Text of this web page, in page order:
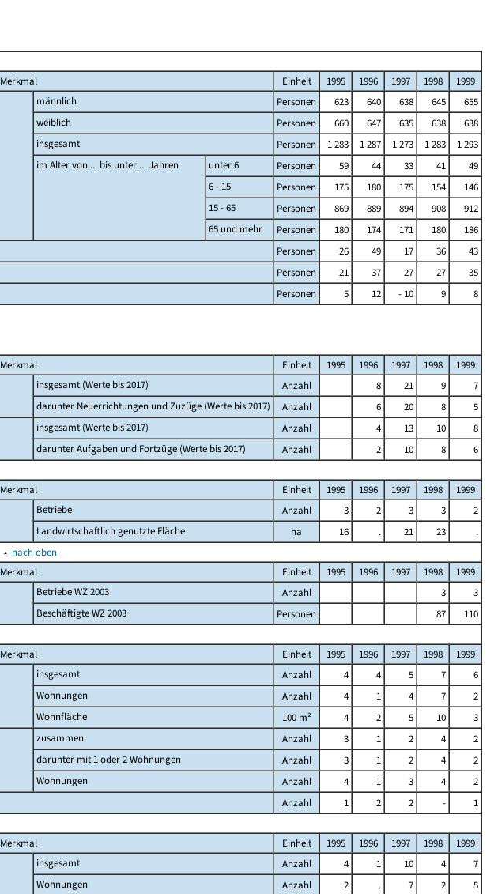
Merkmal
Einheit 1995 1996 1997 1998
1999
männlich Personen 623 640 638 645
655
weiblich
Personen 660 647 635 638
638
insgesamt
Personen 1 283 1 287 1 273 1 283
1 293
im Alter von ... bis unter ... Jahren
unter 6 Personen 59 44 33 41
49
6 - 15
Personen 175 180 175 154
146
15 - 65
Personen 869 889 894 908
912
65 und mehr
Personen 180 174 171 180
186
Personen 26 49 17 36
43
Personen 21 37 27 27
35
Personen 5 12 - 10 9
8
Merkmal Einheit 1995 1996 1997 1998
1999
insgesamt (Werte bis 2017) Anzahl 8 21 9
7
darunter Neuerrichtungen und Zuzüge (Werte bis 2017)
Anzahl 6 20 8
5
insgesamt (Werte bis 2017) Anzahl 4 13 10
8
darunter Aufgaben und Fortzüge (Werte bis 2017)
Anzahl 2 10 8
6
Merkmal
Einheit 1995 1996 1997 1998
1999
Betriebe Anzahl 3 2 3 3
2
Landwirtschaftlich genutzte Fläche
ha 16 . 21 23
.
▴ nach oben
Merkmal
Einheit 1995 1996 1997 1998
1999
Betriebe WZ 2003 Anzahl 3
3
Beschäftigte WZ 2003
Personen 87
110
Merkmal
Einheit 1995 1996 1997 1998
1999
insgesamt Anzahl 4 4 5 7
6
Wohnungen
Anzahl 4 1 4 7
2
Wohnfläche
100 m² 4 2 5 10
3
zusammen Anzahl 3 1 2 4
2
darunter mit 1 oder 2 Wohnungen
Anzahl 3 1 2 4
2
Wohnungen
Anzahl 4 1 3 4
2
Anzahl 1 2 2 -
1
Merkmal
Einheit 1995 1996 1997 1998
1999
insgesamt Anzahl 4 1 10 4
7
Wohnungen
Anzahl 2 . 7 2
5